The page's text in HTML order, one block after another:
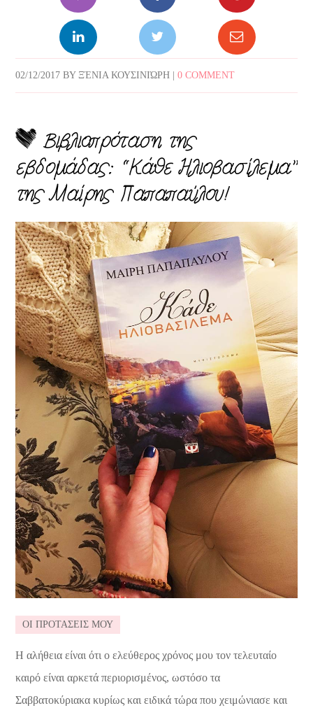
02/12/2017 BYΞΈΝΙΑ ΚΟΥΣΙΝΙΏΡΗ |0 COMMENT
Βιβλιοπρόταση της
εβδομάδας: “Κάθε Ηλιοβασίλεμα”
της Μαίρης Παπαπαύλου!
ΟΙ ΠΡΟΤΑΣΕΙΣ ΜΟΥ
Η αλήθεια είναι ότι ο ελεύθερος χρόνος μου τον τελευταίο
καιρό είναι αρκετά περιορισμένος, ωστόσο τα
Σαββατοκύριακα κυρίως και ειδικά τώρα που χειμώνιασε και